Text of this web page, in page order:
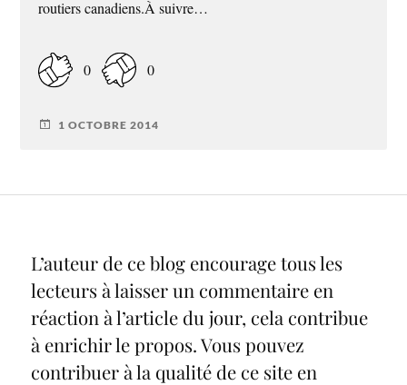
routiers canadiens.À suivre…
0 0
1 OCTOBRE 2014
L’auteur de ce blog encourage tous les
lecteurs à laisser un commentaire en
réaction à l’article du jour, cela contribue
à enrichir le propos. Vous pouvez
contribuer à la qualité de ce site en